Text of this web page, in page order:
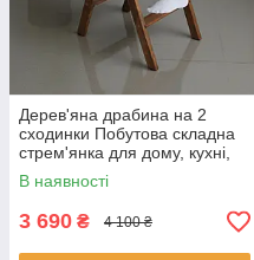
Дерев'яна драбина на 2
сходинки Побутова складна
стрем'янка для дому, кухні,
фотостудії Сходи
трансформер розкладні
В наявності
3 690 ₴ 4 100 ₴